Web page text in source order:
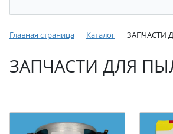
Главная страница Каталог ЗАПЧАСТИ
ЗАПЧАСТИ ДЛЯ